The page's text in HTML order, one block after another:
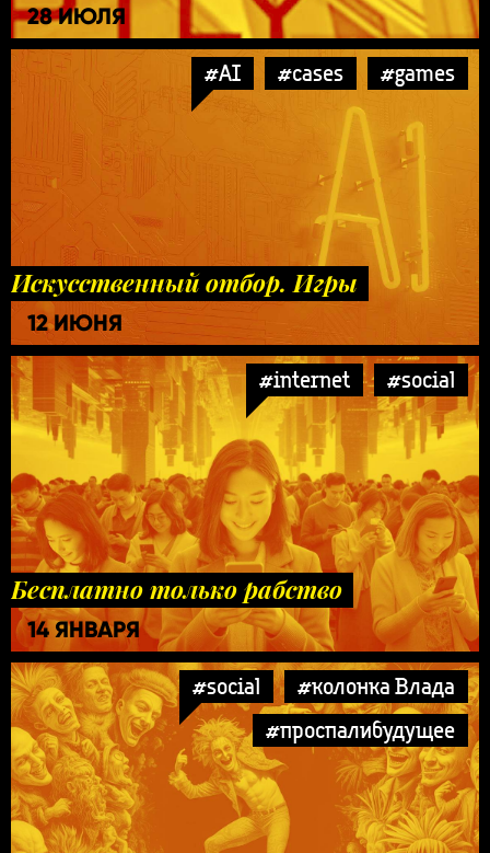
28 ИЮЛЯ
#AI #cases #games
Искусственный отбор. Игры
12 ИЮНЯ
#internet #social
Бесплатно только рабство
14 ЯНВАРЯ
#social
#колонка Влада
#проспалибудущее